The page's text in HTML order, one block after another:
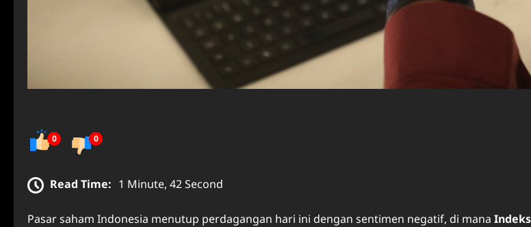
0 0
Read Time: 1 Minute, 42 Second
Pasar saham Indonesia menutup perdagangan hari ini dengan sentimen negatif, di mana